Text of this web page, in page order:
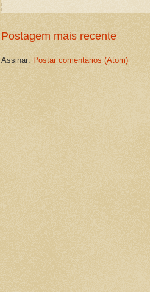
Postagem mais recente
Assinar: Postar comentários (Atom)